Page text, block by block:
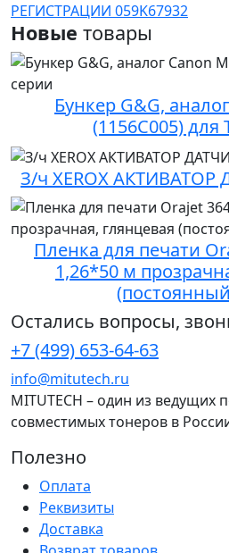
РЕГИСТРАЦИИ 059K67932
Новые товары
Бункер G&G,
(1156C005) для
З/ч XEROX АКТИВАТОР
Пленка для печати
1,26*50 м
Остались вопросы,
+7 (499) 653-64-63
info@mitutech.ru
MITUTECH – один из ведущих
совместимых тонеров в
Полезно
Оплата
Реквизиты
Доставка